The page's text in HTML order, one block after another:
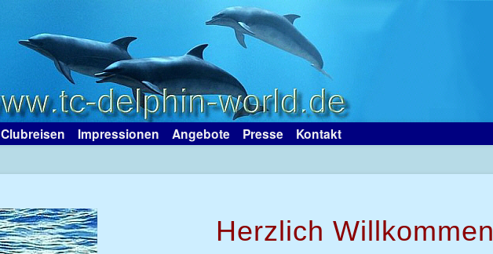
Clubreisen Impressionen Angebote Presse Kontakt
Herzlich Willkommen